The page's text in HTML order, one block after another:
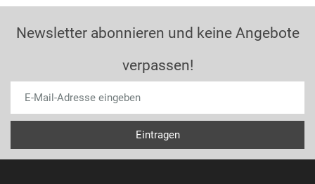
Newsletter abonnieren und keine Angebote
verpassen!